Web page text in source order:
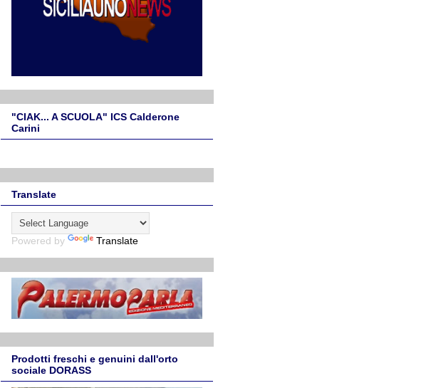
"CIAK... A SCUOLA" ICS Calderone
Carini
Translate
Powered by Translate
Prodotti freschi e genuini dall'orto
sociale DORASS